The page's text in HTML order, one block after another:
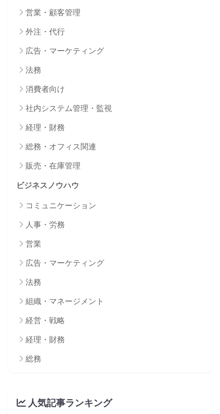
営業・顧客管理
外注・代行
広告・マーケティング
法務
消費者向け
社内システム管理・監視
経理・財務
総務・オフィス関連
販売・在庫管理
ビジネスノウハウ
コミュニケーション
人事・労務
営業
広告・マーケティング
法務
組織・マネージメント
経営・戦略
経理・財務
総務
人気記事ランキング